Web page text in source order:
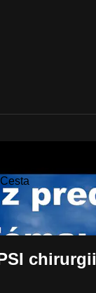
chirurgii